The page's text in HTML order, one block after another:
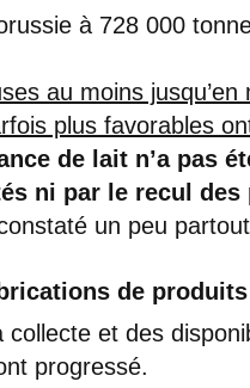
à 728 000
au moins jusqu’en
plus favorables
de lait n’a pas
ni par le recul des
un peu
de
et des
progressé.